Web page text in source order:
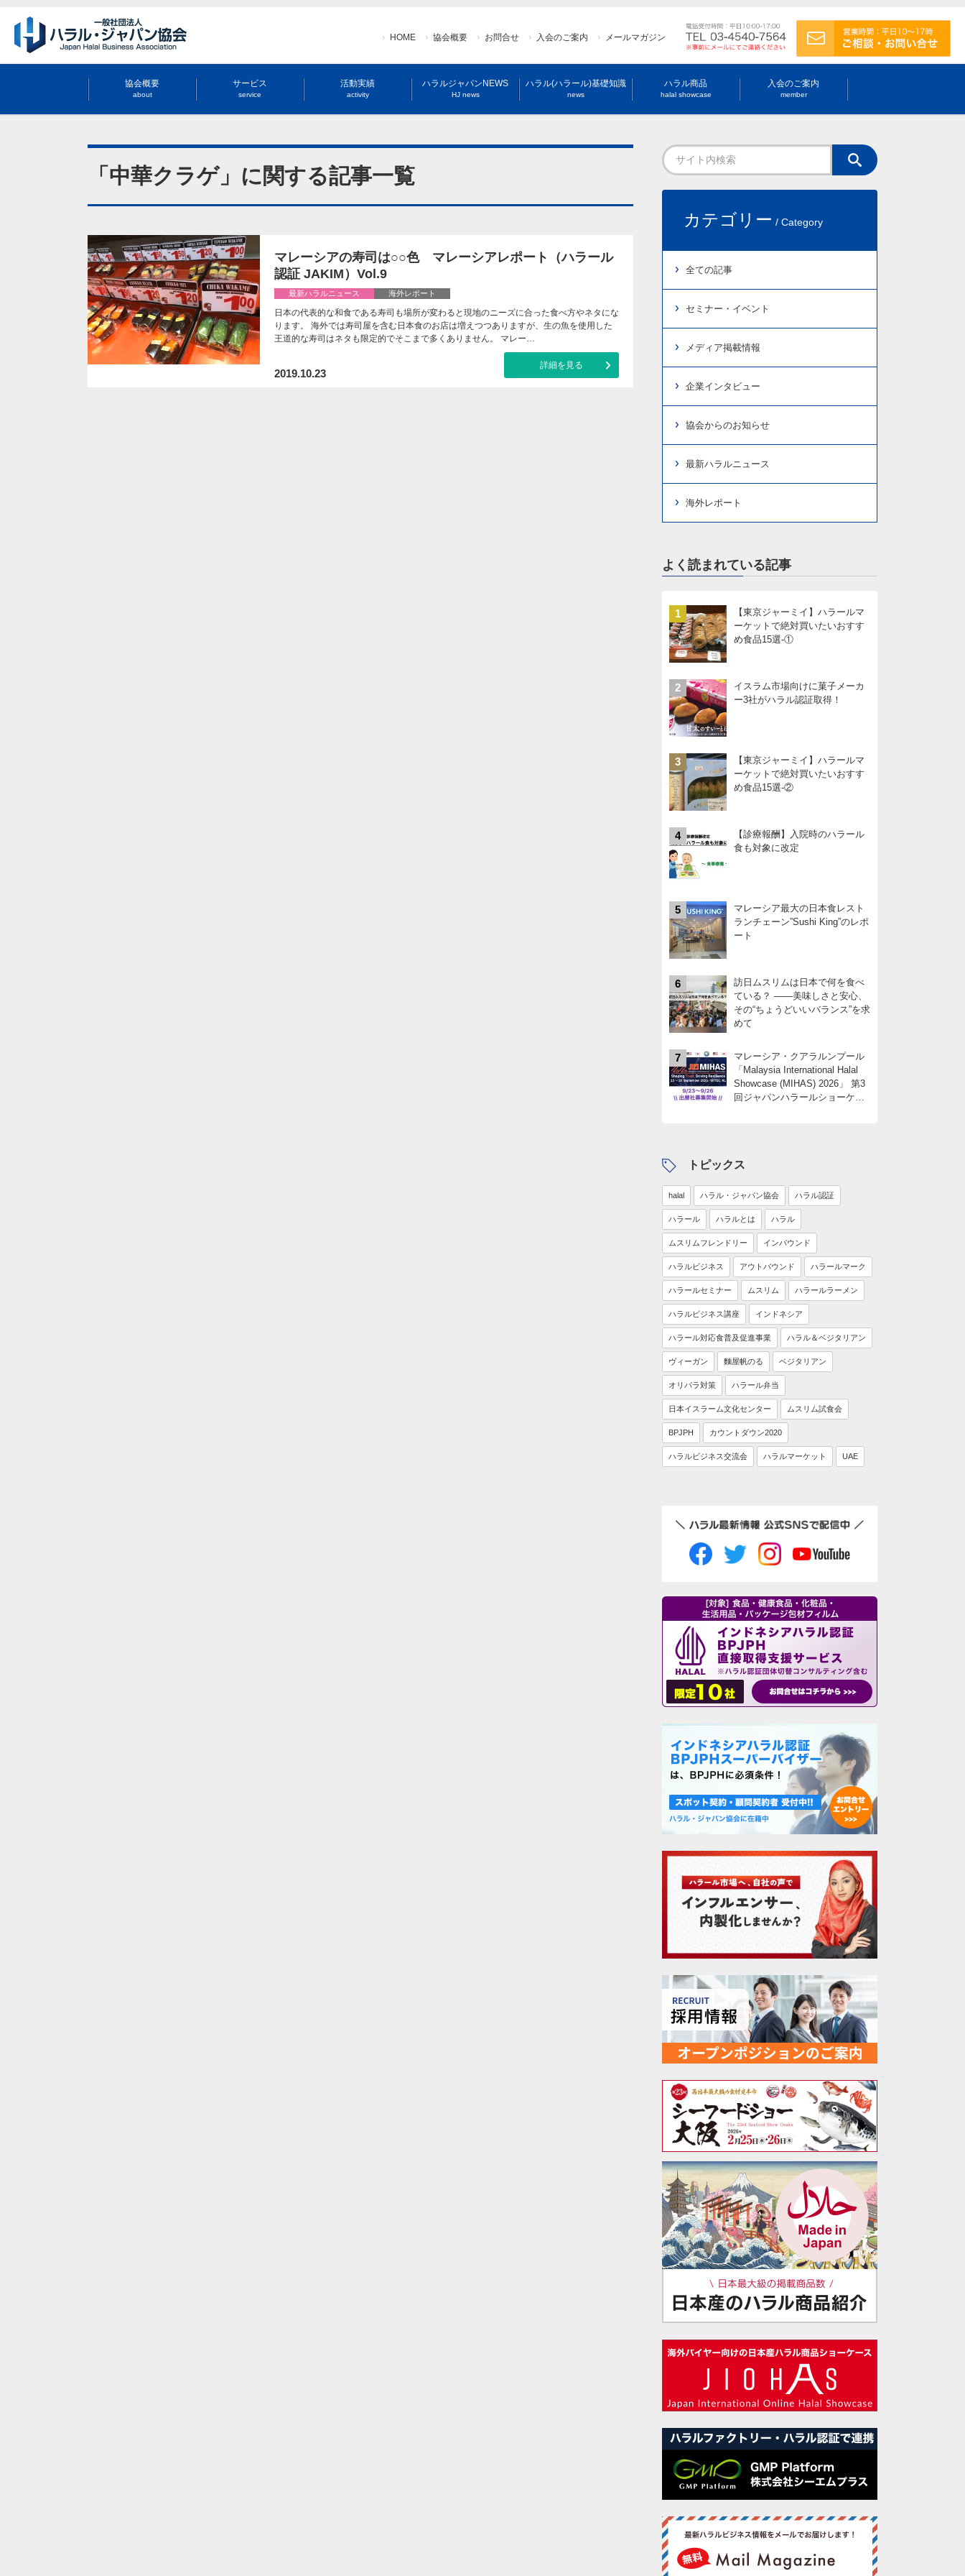
HOME 協会概要 お問合せ 入会のご案内 メールマガジン
協会概要
about
サービス
service
活動実績
activity
ハラルジャパンNEWS
HJ news
ハラル(ハラール)基礎知識
news
ハラル商品
halal showcase
入会のご案内
member
「中華クラゲ」に関する記事一覧
マレーシアの寿司は○○色 マレーシアレポート（ハラール
認証 JAKIM）Vol.9
最新ハラルニュース 海外レポート
日本の代表的な和食である寿司も場所が変わると現地のニーズに合った食べ方やネタにな
ります。 海外では寿司屋を含む日本食のお店は増えつつありますが、生の魚を使用した
王道的な寿司はネタも限定的でそこまで多くありません。 マレー…
2019.10.23
詳細を見る
カテゴリー / Category
全ての記事
セミナー・イベント
メディア掲載情報
企業インタビュー
協会からのお知らせ
最新ハラルニュース
海外レポート
よく読まれている記事
1
【東京ジャーミイ】ハラールマ
ーケットで絶対買いたいおすす
め食品15選-①
2
イスラム市場向けに菓子メーカ
ー3社がハラル認証取得！
3
【東京ジャーミイ】ハラールマ
ーケットで絶対買いたいおすす
め食品15選-②
4
【診療報酬】入院時のハラール
食も対象に改定
5
マレーシア最大の日本食レスト
ランチェーン”Sushi King”のレポ
ート
6
訪日ムスリムは日本で何を食べ
ている？ ――美味しさと安心、
その“ちょうどいいバランス”を求
めて
7
マレーシア・クアラルンプール
「Malaysia International Halal
Showcase (MIHAS) 2026」 第3
回ジャパンハラールショーケー
トピックス
halal ハラル・ジャパン協会 ハラル認証
ハラール ハラルとは ハラル
ムスリムフレンドリー インバウンド
ハラルビジネス アウトバウンド ハラールマーク
ハラールセミナー ムスリム ハラールラーメン
ハラルビジネス講座 インドネシア
ハラール対応食普及促進事業 ハラル＆ベジタリアン
ヴィーガン 麵屋帆のる ベジタリアン
オリパラ対策 ハラール弁当
日本イスラーム文化センター ムスリム試食会
BPJPH カウントダウン2020
ハラルビジネス交流会 ハラルマーケット UAE